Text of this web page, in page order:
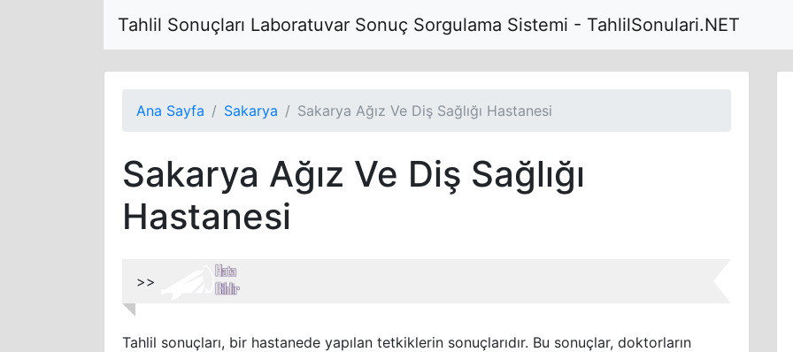
Tahlil Sonuçları Laboratuvar Sonuç Sorgulama Sistemi - TahlilSonulari.NET
Ana Sayfa Sakarya Sakarya Ağız Ve Diş Sağlığı Hastanesi
Sakarya Ağız Ve Diş Sağlığı
Hastanesi
>>
Tahlil sonuçları, bir hastanede yapılan tetkiklerin sonuçlarıdır. Bu sonuçlar, doktorların